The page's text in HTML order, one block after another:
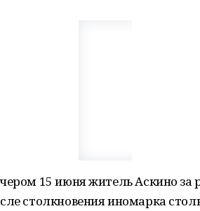
15 июня житель Аскино за
столкновения иномарка